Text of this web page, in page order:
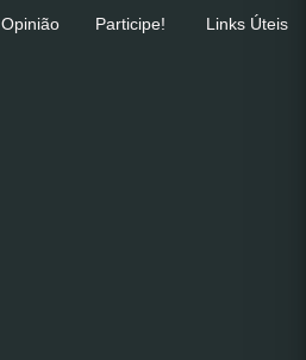
Opinião Participe! Links Úteis